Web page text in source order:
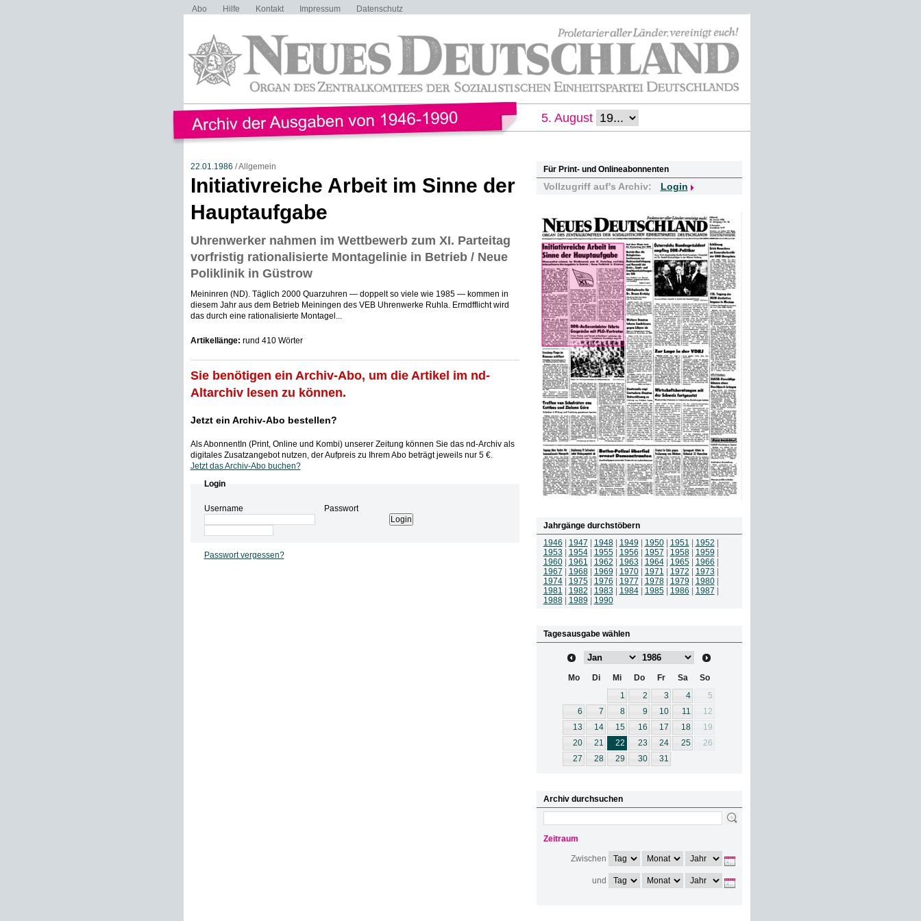
Abo Hilfe Kontakt Impressum Datenschutz
5. August
22.01.1986 / Allgemein
Initiativreiche Arbeit im Sinne der
Hauptaufgabe
Uhrenwerker nahmen im Wettbewerb zum XI. Parteitag
vorfristig rationalisierte Montagelinie in Betrieb / Neue
Poliklinik in Güstrow
Meininren (ND). Täglich 2000 Quarzuhren — doppelt so viele wie 1985 — kommen in
diesem Jahr aus dem Betrieb Meiningen des VEB Uhrenwerke Ruhla. Ermdfflicht wird
das durch eine rationalisierte Montagel...
Artikellänge: rund 410 Wörter
Sie benötigen ein Archiv-Abo, um die Artikel im nd-
Altarchiv lesen zu können.
Jetzt ein Archiv-Abo bestellen?
Als AbonnentIn (Print, Online und Kombi) unserer Zeitung können Sie das nd-Archiv als
digitales Zusatzangebot nutzen, der Aufpreis zu Ihrem Abo beträgt jeweils nur 5 €.
Jetzt das Archiv-Abo buchen?
Login
Username Passwort
Passwort vergessen?
Für Print- und Onlineabonnenten
Vollzugriff auf's Archiv: Login
Jahrgänge durchstöbern
1946
1947 1948| 1949 1950| 1951 1952
1953
1954| 1955| 1956 1957 1958| 1959
1960| 1961 1962 1963 1964| 1965| 1966
1967
1968| 1969 1970| 1971 1972 1973
1974| 1975| 1976 1977 1978| 1979 1980|
1981
1982 1983 1984| 1985| 1986 1987
1988| 1989 1990
Tagesausgabe wählen
Mo Di Mi Do Fr Sa
So
1
2 3 4
5
6
7 8 9 10 11
12
13
14 15 16 17 18
19
20
21 22 23 24 25
26
27
28 29 30 31
Archiv durchsuchen
Zeitraum
Zwischen
und